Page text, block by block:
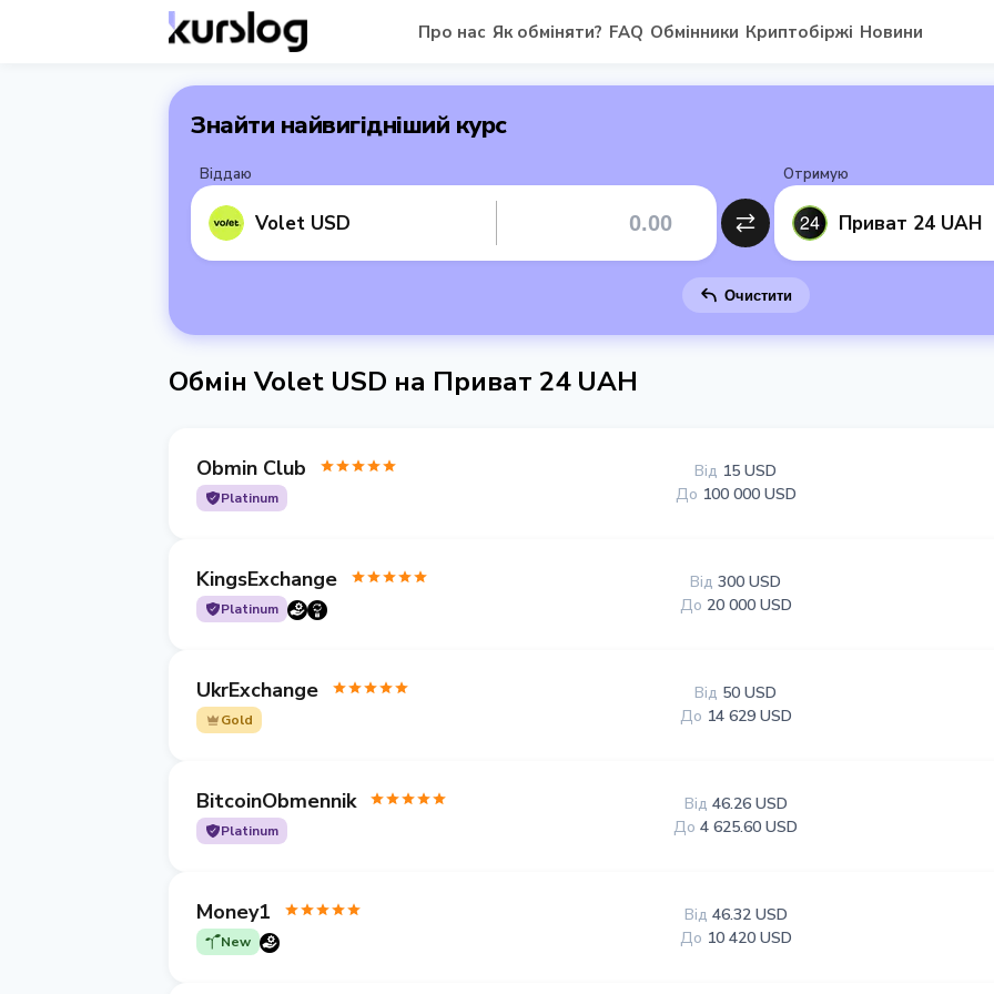
Про нас Як обміняти? FAQ Обмінники Криптобіржі Новини
Знайти найвигідніший курс
Віддаю
Volet USD
Отримую
Приват 24 UAH
Очистити
Обмін Volet USD на Приват 24 UAH
Obmin Club
Platinum
Від 15 USD
До 100 000 USD
KingsExchange
Platinum
Від 300 USD
До 20 000 USD
UkrExchange
Gold
Від 50 USD
До 14 629 USD
BitcoinObmennik
Platinum
Від 46.26 USD
До 4 625.60 USD
Money1
New
Від 46.32 USD
До 10 420 USD